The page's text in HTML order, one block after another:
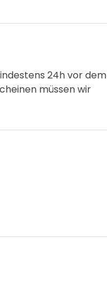
24h vor dem
müssen wir